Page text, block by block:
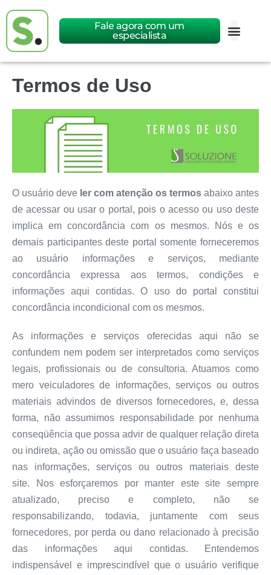
Fale agora com um
especialista
Termos de Uso
O usuário deve ler com atenção os termos abaixo antes
de acessar ou usar o portal, pois o acesso ou uso deste
implica em concordância com os mesmos. Nós e os
demais participantes deste portal somente forneceremos
ao usuário informações e serviços, mediante
concordância expressa aos termos, condições e
informações aqui contidas. O uso do portal constitui
concordância incondicional com os mesmos.
As informações e serviços oferecidas aqui não se
confundem nem podem ser interpretados como serviços
legais, profissionais ou de consultoria. Atuamos como
mero veiculadores de informações, serviços ou outros
materiais advindos de diversos fornecedores, e, dessa
forma, não assumimos responsabilidade por nenhuma
conseqüência que possa advir de qualquer relação direta
ou indireta, ação ou omissão que o usuário faça baseado
nas informações, serviços ou outros materiais deste
site. Nos esforçaremos por manter este site sempre
atualizado, preciso e completo, não se
responsabilizando, todavia, juntamente com seus
fornecedores, por perda ou dano relacionado à precisão
das informações aqui contidas. Entendemos
indispensável e imprescindível que o usuário verifique